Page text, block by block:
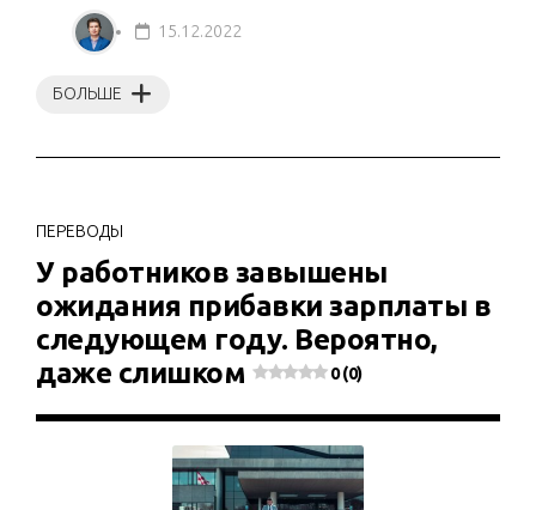
БОЛЬШЕ
15.12.2022
ПЕРЕВОДЫ
У работников завышены
ожидания прибавки зарплаты в
следующем году. Вероятно,
даже слишком
0 (0)